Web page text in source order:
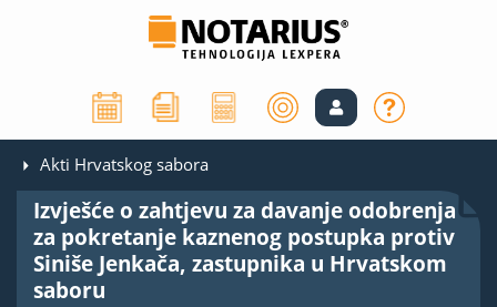
Akti Hrvatskog sabora
Izvješće o zahtjevu za davanje odobrenja
za pokretanje kaznenog postupka protiv
Siniše Jenkača, zastupnika u Hrvatskom
saboru